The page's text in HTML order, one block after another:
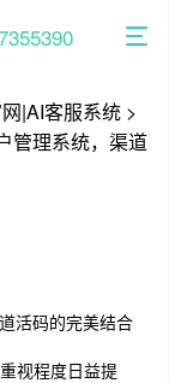
|AI客服系统 >
管理系统，渠道
活码的完美结合
视程度日益提